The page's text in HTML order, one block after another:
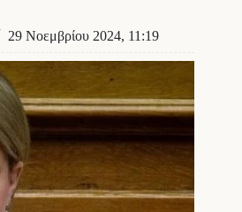
29 Νοεμβρίου 2024, 11:19